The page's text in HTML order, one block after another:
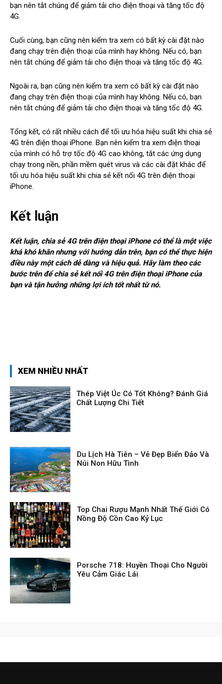
bạn nên tắt chúng để giảm tải cho điện thoại và tăng tốc độ
4G.
Cuối cùng, bạn cũng nên kiểm tra xem có bất kỳ cài đặt nào
đang chạy trên điện thoại của mình hay không. Nếu có, bạn
nên tắt chúng để giảm tải cho điện thoại và tăng tốc độ 4G.
Ngoài ra, bạn cũng nên kiểm tra xem có bất kỳ cài đặt nào
đang chạy trên điện thoại của mình hay không. Nếu có, bạn
nên tắt chúng để giảm tải cho điện thoại và tăng tốc độ 4G.
Tổng kết, có rất nhiều cách để tối ưu hóa hiệu suất khi chia sẻ
4G trên điện thoại iPhone. Bạn nên kiểm tra xem điện thoại
của mình có hỗ trợ tốc độ 4G cao không, tắt các ứng dụng
chạy trong nền, phần mềm quét virus và các cài đặt khác để
tối ưu hóa hiệu suất khi chia sẻ kết nối 4G trên điện thoại
iPhone.
Kết luận
Kết luận, chia sẻ 4G trên điện thoại iPhone có thể là một việc
khá khó khăn nhưng với hướng dẫn trên, bạn có thể thực hiện
điều này một cách dễ dàng và hiệu quả. Hãy làm theo các
bước trên để chia sẻ kết nối 4G trên điện thoại iPhone của
bạn và tận hưởng những lợi ích tốt nhất từ nó.
XEM NHIỀU NHẤT
Thép Việt Úc Có Tốt Không? Đánh Giá
Chất Lượng Chi Tiết
Du Lịch Hà Tiên – Vẻ Đẹp Biển Đảo Và
Núi Non Hữu Tình
Top Chai Rượu Mạnh Nhất Thế Giới Có
Nồng Độ Cồn Cao Kỷ Lục
Porsche 718: Huyền Thoại Cho Người
Yêu Cảm Giác Lái